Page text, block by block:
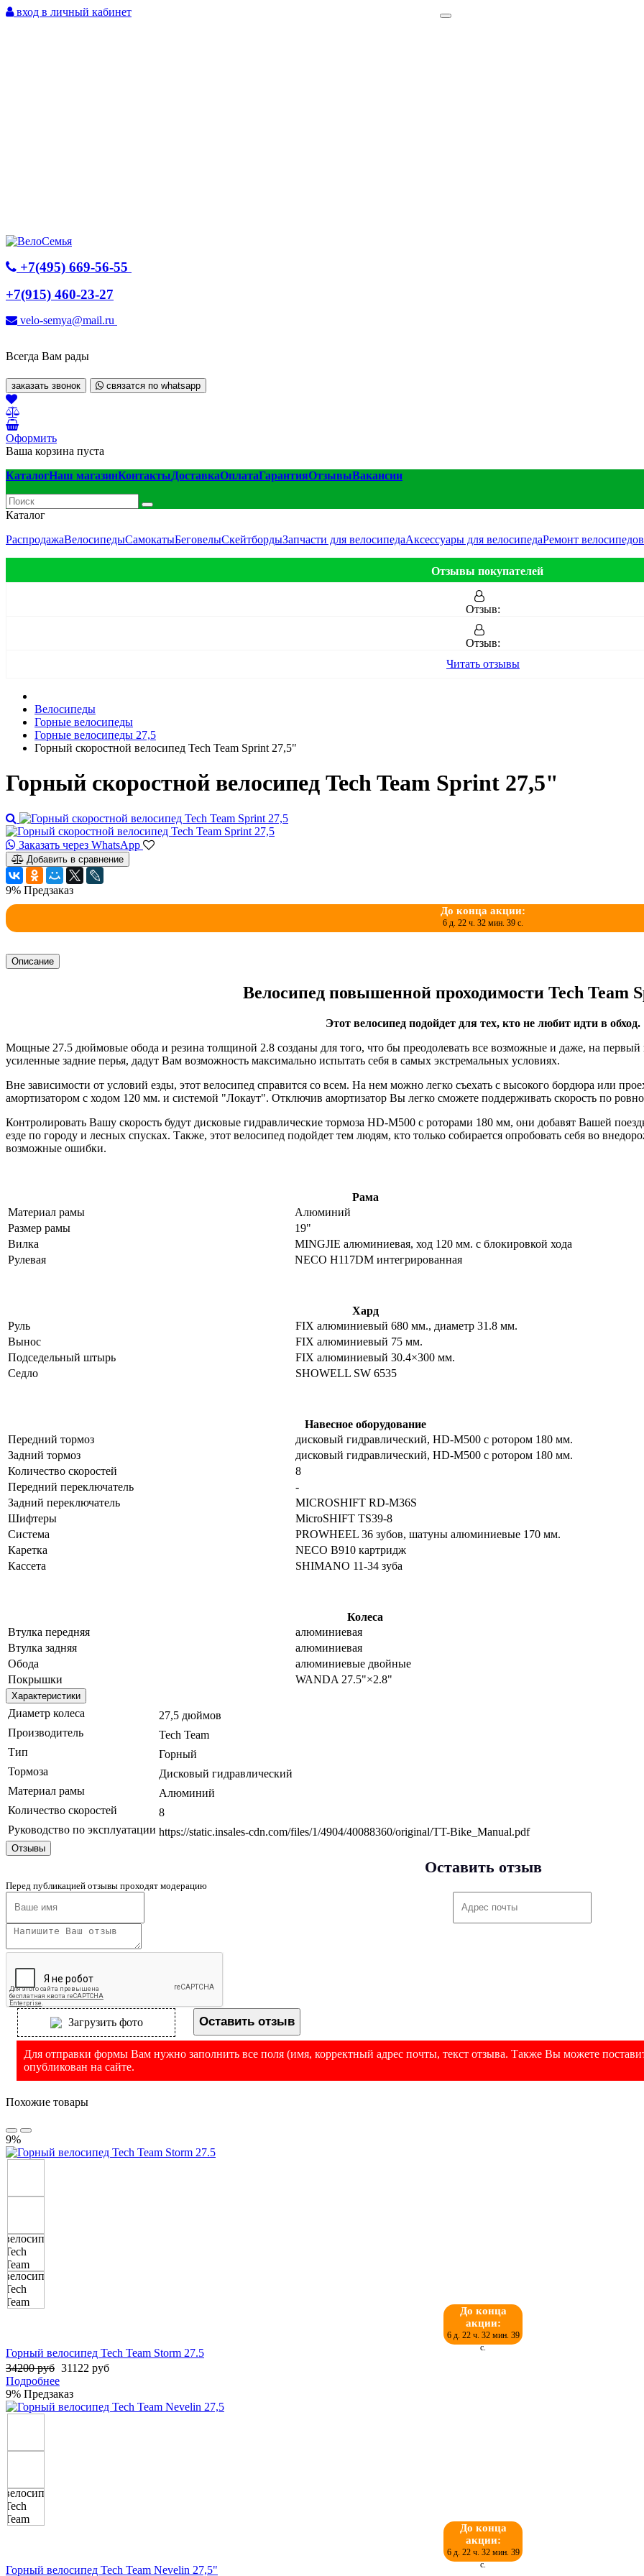
вход в личный кабинет
+7(495) 669-56-55
+7(915) 460-23-27
velo-semya@mail.ru
Всегда Вам рады
заказать звонок связатся по whatsapp
Оформить
Ваша корзина пуста
КаталогНаш магазинКонтактыДоставкаОплатаГарантияОтзывыВакансии
Каталог
РаспродажаВелосипедыСамокатыБеговелыСкейтбордыЗапчасти для велосипедаАксессуары для велосипедаРемонт велосипедов
Отзывы покупателей
Отзыв:
Отзыв:
Читать отзывы
Велосипеды
Горные велосипеды
Горные велосипеды 27,5
Горный скоростной велосипед Tech Team Sprint 27,5"
Горный скоростной велосипед Tech Team Sprint 27,5"
Заказать через WhatsApp
Добавить в сравнение
9% Предзаказ
До конца акции:
6 д. 22 ч. 32 мин. 38 с.
Описание
Велосипед повышенной проходимости Tech Team
Этот велосипед подойдет для тех, кто не любит идти в обход.
Мощные 27.5 дюймовые обода и резина толщиной 2.8 созданы для того, что бы преодолевать все возможные и даже, на
усиленные задние перья, дадут Вам возможность максимально испытать себя в самых экстремальных условиях.
Вне зависимости от условий езды, этот велосипед справится со всем. На нем можно легко съехать с высокого бордюра или
амортизатором с ходом 120 мм. и системой "Локаут". Отключив амортизатор Вы легко сможете поддерживать скорость по
Контролировать Вашу скорость будут дисковые гидравлические тормоза HD-M500 с роторами 180 мм, они добавят Вашей
езде по городу и лесных спусках. Также, этот велосипед подойдет тем людям, кто только собирается опробовать себя во
возможные ошибки.
Рама
Материал рамы
Алюминий
Размер рамы
19"
Вилка
MINGJIE алюминиевая, ход 120 мм. с блокировкой хода
Рулевая
NECO H117DM интегрированная
Хард
Руль
FIX алюминиевый 680 мм., диаметр 31.8 мм.
Вынос
FIX алюминиевый 75 мм.
Подседельный штырь
FIX алюминиевый 30.4×300 мм.
Седло
SHOWELL SW 6535
Навесное оборудование
Передний тормоз
дисковый гидравлический, HD-M500 с ротором 180 мм.
Задний тормоз
дисковый гидравлический, HD-M500 с ротором 180 мм.
Количество скоростей
8
Передний переключатель
-
Задний переключатель
MICROSHIFT RD-M36S
Шифтеры
MicroSHIFT TS39-8
Система
PROWHEEL 36 зубов, шатуны алюминиевые 170 мм.
Каретка
NECO B910 картридж
Кассета
SHIMANO 11-34 зуба
Колеса
Втулка передняя
алюминиевая
Втулка задняя
алюминиевая
Обода
алюминиевые двойные
Покрышки
WANDA 27.5"×2.8"
Характеристики
Диаметр колеса
27,5 дюймов
Производитель
Tech Team
Тип
Горный
Тормоза
Дисковый гидравлический
Материал рамы
Алюминий
Количество скоростей
8
Руководство по эксплуатации https://static.insales-cdn.com/files/1/4904/40088360/original/TT-Bike_Manual.pdf
Отзывы
Оставить отзыв
Перед публикацией отзывы проходят модерацию
Загрузить фото Оставить отзыв
Для отправки формы Вам нужно заполнить все поля (имя, корректный адрес почты, текст отзыва. Также Вы можете
опубликован на сайте.
Похожие товары
9%
До конца
акции:
6 д. 22 ч. 32 мин. 38
с.
Горный велосипед Tech Team Storm 27.5
34200 руб 31122 руб
Подробнее
9% Предзаказ
До конца
акции:
6 д. 22 ч. 32 мин. 38
с.
Горный велосипед Tech Team Nevelin 27,5"